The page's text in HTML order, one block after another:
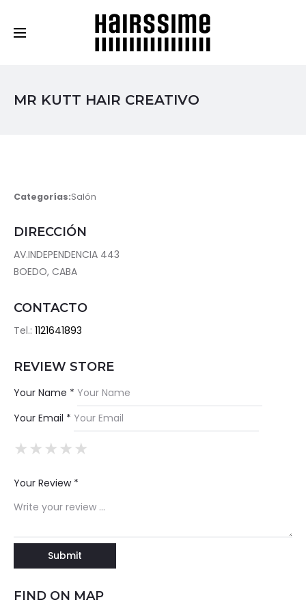
MR KUTT HAIR CREATIVO
Categorías:Salón
DIRECCIÓN
AV.INDEPENDENCIA 443
BOEDO, CABA
CONTACTO
Tel.: 1121641893
REVIEW STORE
Your Name *
Your Email *
★
★★
★★★
★★★★
★★★★★
Your Review *
FIND ON MAP